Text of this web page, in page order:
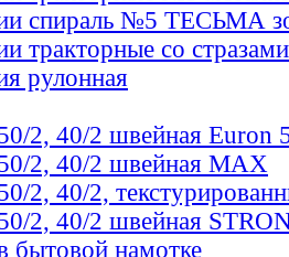
спираль №5 ТЕСЬМА
тракторные со стразами
рулонная
2, 40/2 швейная Euron
2, 40/2 швейная МАХ
2, 40/2,
2, 40/2 швейная
бытовой намотке